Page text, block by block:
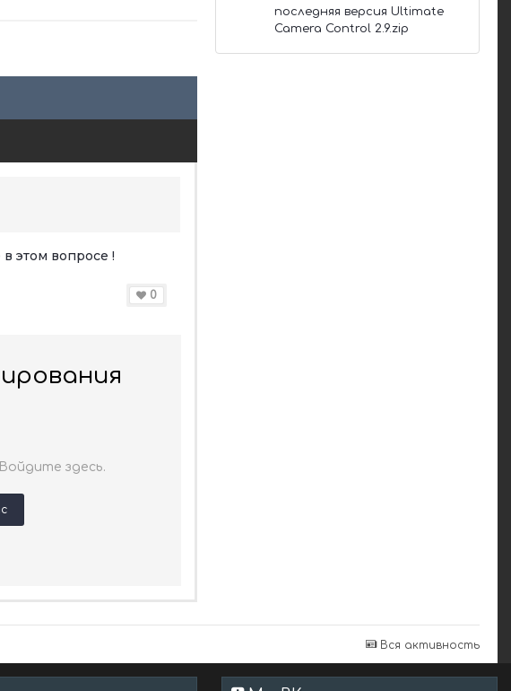
этом вопросе !
0
здесь.
последняя версия Ultimate
Camera Control 2.9.zip
Вся активность